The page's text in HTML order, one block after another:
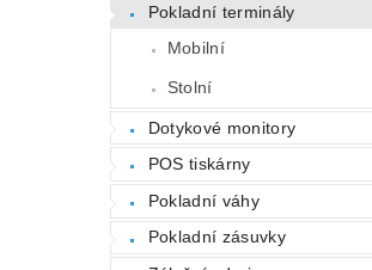
Pokladní terminály
Mobilní
Stolní
Dotykové monitory
POS tiskárny
Pokladní váhy
Pokladní zásuvky